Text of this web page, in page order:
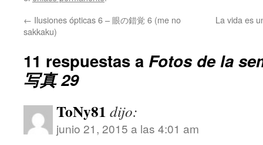
← Ilusiones ópticas 6 – 眼の錯覚 6 (me no
sakkaku)
La vida es
11 respuestas a Fotos de la
写真 29
ToNy81 dijo:
junio 21, 2015 a las 4:01 am